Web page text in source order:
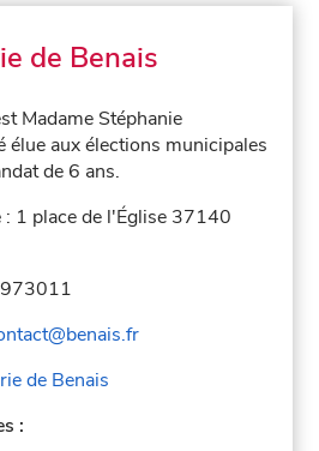
de Benais
Madame Stéphanie
élue aux élections municipales
de 6 ans.
: 1 place de l'Église 37140
de Benais
: